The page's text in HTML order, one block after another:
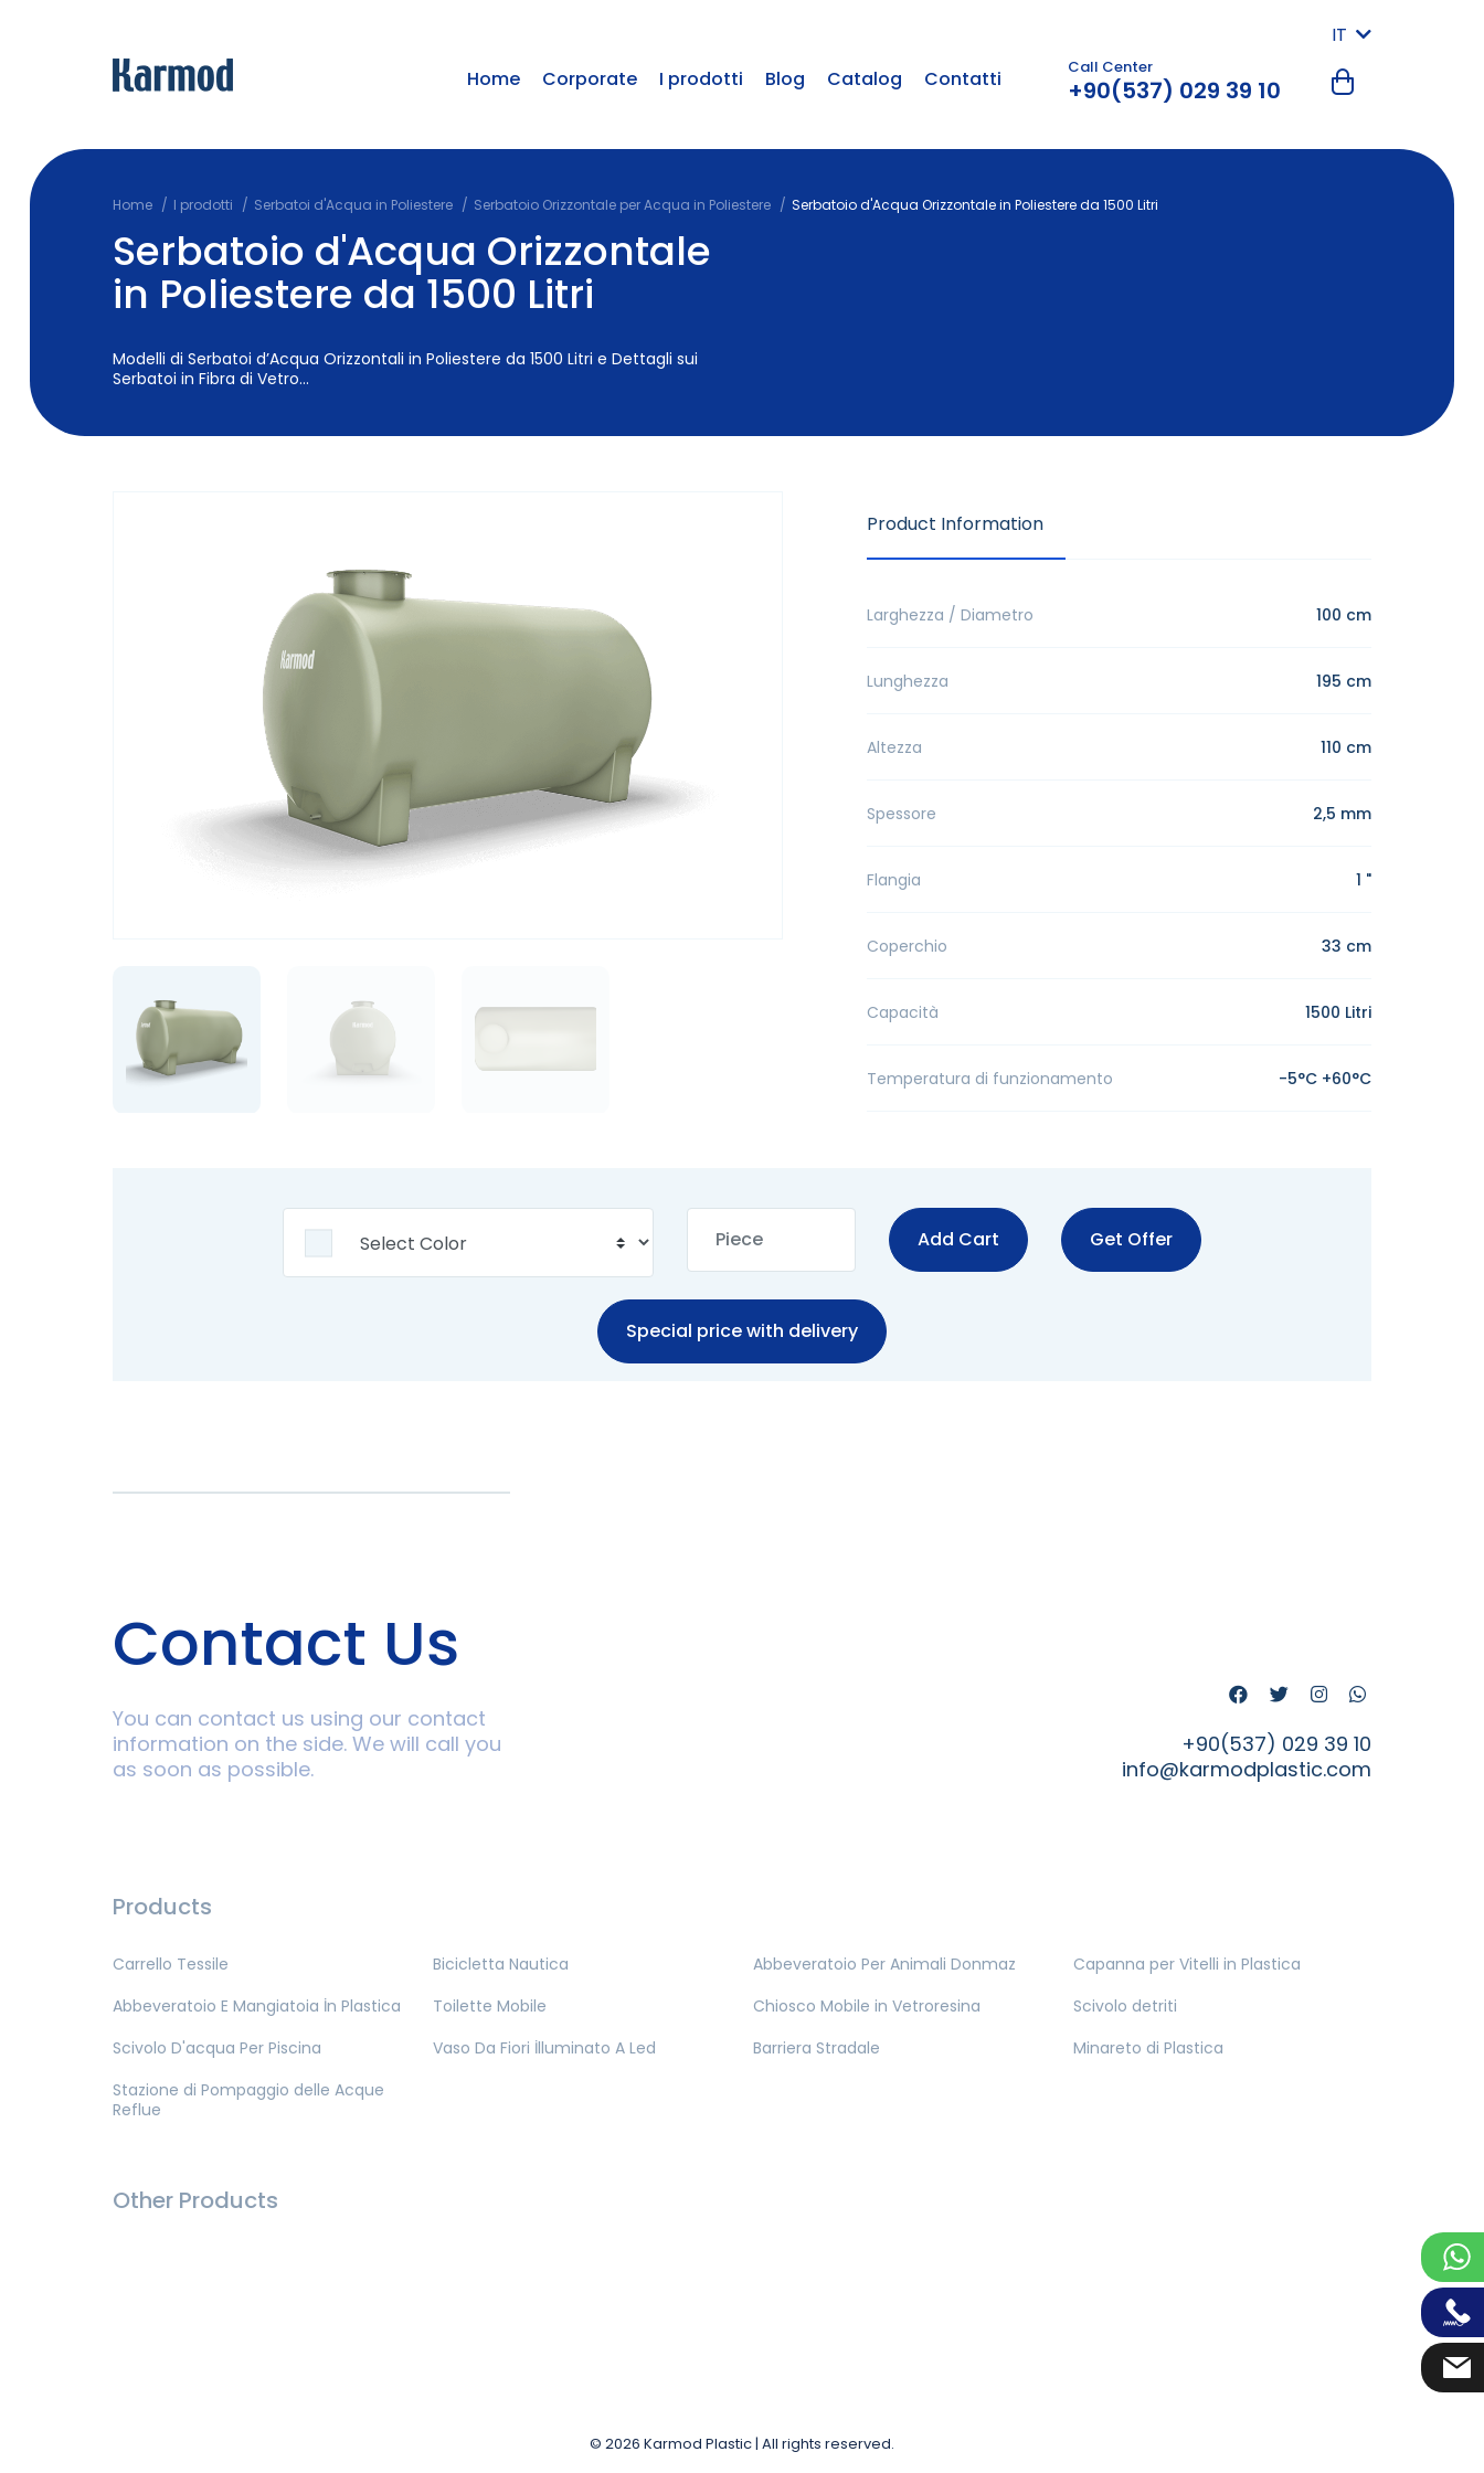
IT
Home
Corporate I prodotti Blog Catalog Contatti Call Center
+90(537) 029 39 10
Home I prodotti Serbatoi d'Acqua in Poliestere Serbatoio Orizzontale per Acqua in Poliestere Serbatoio d'Acqua Orizzontale in Poliestere da 1500 Litri
Serbatoio d'Acqua Orizzontale
in Poliestere da 1500 Litri
Modelli di Serbatoi d’Acqua Orizzontali in Poliestere da 1500 Litri e Dettagli sui
Serbatoi in Fibra di Vetro...
Product Information
Larghezza / Diametro 100 cm
Lunghezza 195 cm
Altezza 110 cm
Spessore 2,5 mm
Flangia 1 "
Coperchio 33 cm
Capacità 1500 Litri
Temperatura di funzionamento -5°C +60°C
Add Cart Get Offer
Special price with delivery
Contact Us
You can contact us using our contact
information on the side. We will call you
as soon as possible.
+90(537) 029 39 10
info@karmodplastic.com
Products
Carrello Tessile Bicicletta Nautica Abbeveratoio Per Animali Donmaz
Capanna per Vitelli in Plastica
Abbeveratoio E Mangiatoia İn Plastica
Toilette Mobile Chiosco Mobile in Vetroresina
Scivolo detriti
Scivolo D'acqua Per Piscina
Vaso Da Fiori İlluminato A Led Barriera Stradale
Minareto di Plastica
Stazione di Pompaggio delle Acque
Reflue
Other Products
© 2026 Karmod Plastic | All rights reserved.